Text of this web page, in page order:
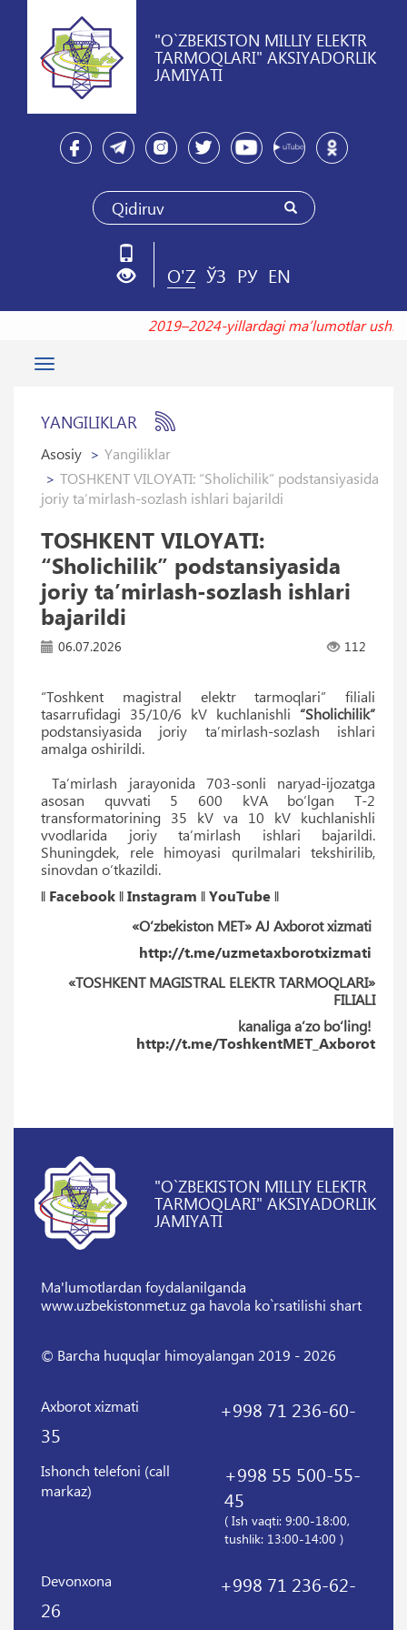
"O`ZBEKISTON MILLIY ELEKTR
TARMOQLARI" AKSIYADORLIK
JAMIYATI
O'Z ЎЗ РУ EN
2019–2024-yillardagi maʼlumotlar
Toggle
YANGILIKLAR
Asosiy
Yangiliklar
TOSHKENT VILOYATI: “Sholichilik” podstansiyasida
joriy taʼmirlash-sozlash ishlari bajarildi
TOSHKENT VILOYATI:
“Sholichilik” podstansiyasida
joriy taʼmirlash-sozlash ishlari
bajarildi
06.07.2026 112
“Toshkent magistral elektr tarmoqlari” filiali
tasarrufidagi 35/10/6 kV kuchlanishli “Sholichilik”
podstansiyasida joriy taʼmirlash-sozlash ishlari
amalga oshirildi.
Taʼmirlash jarayonida 703-sonli naryad-ijozatga
asosan quvvati 5 600 kVA bo‘lgan T-2
transformatorining 35 kV va 10 kV kuchlanishli
vvodlarida joriy taʼmirlash ishlari bajarildi.
Shuningdek, rele himoyasi qurilmalari tekshirilib,
sinovdan o‘tkazildi.
‖ Facebook‖Instagram ‖YouTube‖
«O‘zbekiston MET» AJ Axborot xizmati
http://t.me/uzmetaxborotxizmati
«TOSHKENT MAGISTRAL ELEKTR TARMOQLARI»
FILIALI
kanaliga aʼzo bo‘ling!
http://t.me/ToshkentMET_Axborot
"O`ZBEKISTON MILLIY ELEKTR
TARMOQLARI" AKSIYADORLIK
JAMIYATI
Ma'lumotlardan foydalanilganda
www.uzbekistonmet.uz ga havola ko`rsatilishi shart
© Barcha huquqlar himoyalangan 2019 - 2026
Axborot xizmati
+998 71 236-60-
35
Ishonch telefoni (call
markaz)
+998 55 500-55-
45
( Ish vaqti: 9:00-18:00,
tushlik: 13:00-14:00 )
Devonxona
+998 71 236-62-
26